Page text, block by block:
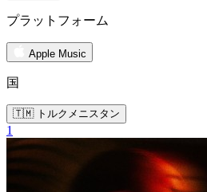
プラットフォーム
Apple Music
国
🇹🇲 トルクメニスタン
1